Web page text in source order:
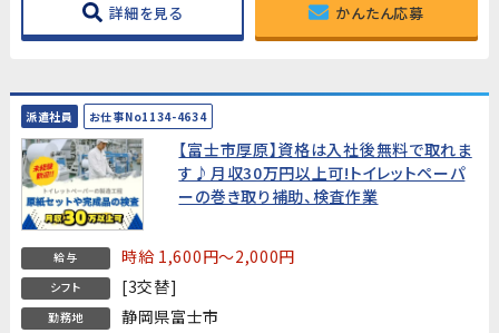
詳細を見る かんたん応募
派遣社員 お仕事No1134-4634
【富士市厚原】資格は入社後無料で取れま
す♪月収30万円以上可!トイレットペーパ
ーの巻き取り補助、検査作業
給与 時給 1,600円～2,000円
シフト [3交替]
勤務地 静岡県富士市